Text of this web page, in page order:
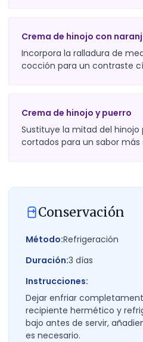
Crema de hinojo con
Incorpora la ralladura de
cocción para un contraste
Crema de hinojo y puerro
Sustituye la mitad del hinojo
cortados para un sabor más
Conservación
Método:Refrigeración
Duración:3 días
Instrucciones:
Dejar enfriar
recipiente hermético y
bajo antes de servir,
es necesario.